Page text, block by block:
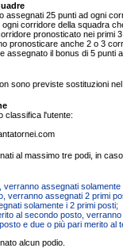
assegnati 25 punti ad ogni
corridore della squadra
pronosticato nei primi
pronosticare anche 2 o 3
assegnato il bonus di 5 punti
sono previste sostituzioni
classifica l'utente:
al massimo tre podi, in
verranno assegnati
verranno assegnati 2 primi
solamente i 2 primi posti;
al secondo posto,
e due o più pari merito al
alcun podio.